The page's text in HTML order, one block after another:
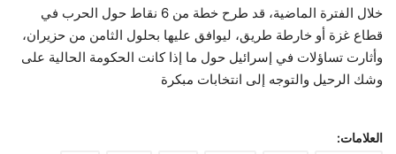
خلال الفترة الماضية، قد طرح خطة من 6 نقاط حول الحرب في
قطاع غزة أو خارطة طريق، ليوافق عليها بحلول الثامن من حزيران،
وأثارت تساؤلات في إسرائيل حول ما إذا كانت الحكومة الحالية على
وشك الرحيل والتوجه إلى انتخابات مبكرة
العلامات: